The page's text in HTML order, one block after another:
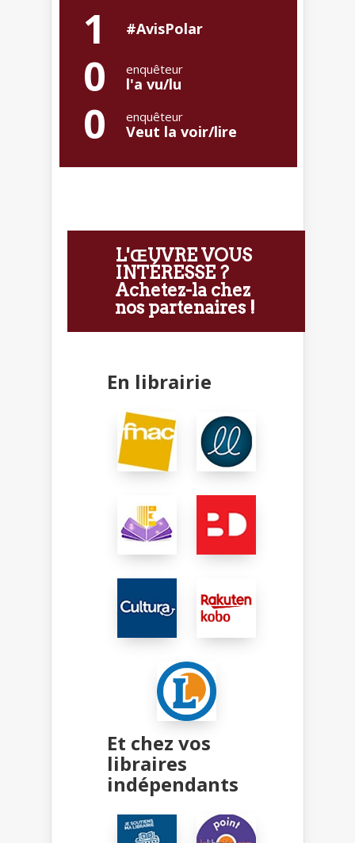
1 #AvisPolar
0 enquêteur
l'a vu/lu
0 enquêteur
Veut la voir/lire
L'ŒUVRE VOUS
INTÉRESSE ?
Achetez-la chez
nos partenaires !
En librairie
Et chez vos
libraires
indépendants